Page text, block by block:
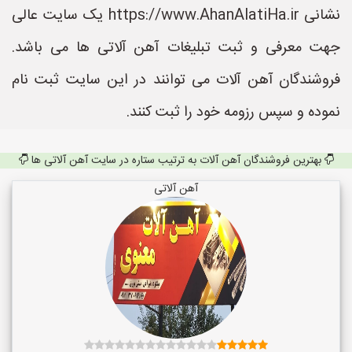
نشانی https://www.AhanAlatiHa.ir یک سایت عالی
جهت معرفی و ثبت تبلیغات آهن آلاتی ها می باشد.
فروشندگان آهن آلات می توانند در این سایت ثبت نام
نموده و سپس رزومه خود را ثبت کنند.
بهترین فروشندگان آهن آلات به ترتیب ستاره در سایت آهن آلاتی ها
آهن آلاتی